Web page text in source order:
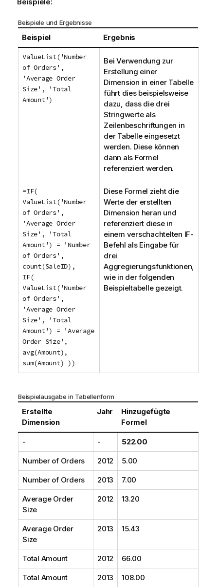
e
s
Beispiele und Ergebnisse
Beispiel Ergebnis
ValueList('Number
of Orders',
'Average Order
Size', 'Total
Amount')
Bei Verwendung zur
Erstellung einer
Dimension in einer Tabelle
führt dies beispielsweise
dazu, dass die drei
Stringwerte als
Zeilenbeschriftungen in
der Tabelle eingesetzt
werden. Diese können
dann als Formel
referenziert werden.
=IF(
ValueList('Number
of Orders',
'Average Order
Size', 'Total
Amount') = 'Number
of Orders',
count(SaleID),
IF(
ValueList('Number
of Orders',
'Average Order
Size', 'Total
Amount') = 'Average
Order Size',
avg(Amount),
sum(Amount) ))
Diese Formel zieht die
Werte der erstellten
Dimension heran und
referenziert diese in
einem verschachtelten IF-
Befehl als Eingabe für
drei
Aggregierungsfunktionen,
wie in der folgenden
Beispieltabelle gezeigt.
Beispielausgabe in Tabellenform
Erstellte
Dimension
Jahr
Hinzugefügte
Formel
- - 522.00
Number of Orders 2012 5.00
Number of Orders 2013 7.00
Average Order
Size
2012 13.20
Average Order
Size
2013 15.43
Total Amount 2012 66.00
Total Amount 2013 108.00